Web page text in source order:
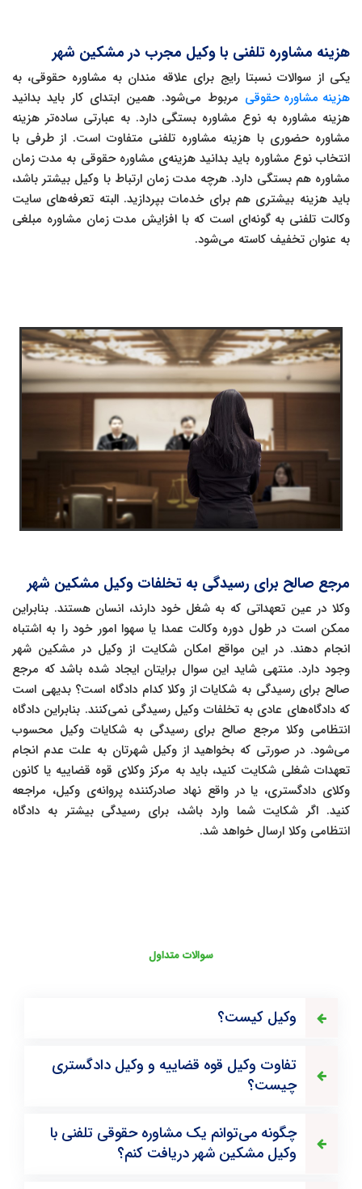
هزینه مشاوره تلفنی با وکیل مجرب در مشکین شهر
یکی از سوالات نسبتا رایج برای علاقه مندان به مشاوره حقوقی، به
هزینه مشاوره حقوقی مربوط می‌شود. همین ابتدای کار باید بدانید
هزینه مشاوره به نوع مشاوره بستگی دارد. به عبارتی ساده‌تر هزینه
مشاوره حضوری با هزینه مشاوره تلفنی متفاوت است. از طرفی با
انتخاب نوع مشاوره باید بدانید هزینه‌ی مشاوره حقوقی به مدت زمان
مشاوره هم بستگی دارد. هرچه مدت زمان ارتباط با وکیل بیشتر باشد،
باید هزینه بیشتری هم برای خدمات بپردازید. البته تعرفه‌های سایت
وکالت تلفنی به گونه‌ای است که با افزایش مدت زمان مشاوره مبلغی
به عنوان تخفیف کاسته می‌شود.
مرجع صالح برای رسیدگی به تخلفات وکیل مشکین شهر
وکلا در عین تعهداتی که به شغل خود دارند، انسان هستند. بنابراین
ممکن است در طول دوره وکالت عمدا یا سهوا امور خود را به اشتباه
انجام دهند. در این مواقع امکان شکایت از وکیل در مشکین شهر
وجود دارد. منتهی شاید این سوال برایتان ایجاد شده باشد که مرجع
صالح برای رسیدگی به شکایات از وکلا کدام دادگاه است؟ بدیهی است
که دادگاه‌های عادی به تخلفات وکیل رسیدگی نمی‌کنند. بنابراین دادگاه
انتظامی وکلا مرجع صالح برای رسیدگی به شکایات وکیل محسوب
می‌شود. در صورتی که بخواهید از وکیل شهرتان به علت عدم انجام
تعهدات شغلی شکایت کنید، باید به مرکز وکلای قوه قضاییه یا کانون
وکلای دادگستری، یا در واقع نهاد صادرکننده پروانه‌ی وکیل، مراجعه
کنید. اگر شکایت شما وارد باشد، برای رسیدگی بیشتر به دادگاه
انتظامی وکلا ارسال خواهد شد.
سوالات متداول
وکیل کیست؟
تفاوت وکیل قوه قضاییه و وکیل دادگستری
چیست؟
چگونه می‌توانم یک مشاوره حقوقی تلفنی با
وکیل مشکین شهر دریافت کنم؟